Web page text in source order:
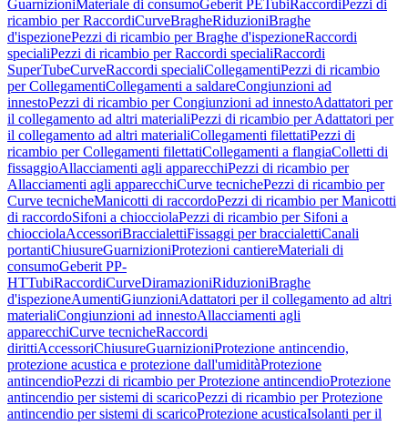
GuarnizioniMateriale di consumoGeberit PETubiRaccordiPezzi di
ricambio per RaccordiCurveBragheRiduzioniBraghe
d'ispezionePezzi di ricambio per Braghe d'ispezioneRaccordi
specialiPezzi di ricambio per Raccordi specialiRaccordi
SuperTubeCurveRaccordi specialiCollegamentiPezzi di ricambio
per CollegamentiCollegamenti a saldareCongiunzioni ad
innestoPezzi di ricambio per Congiunzioni ad innestoAdattatori per
il collegamento ad altri materialiPezzi di ricambio per Adattatori per
il collegamento ad altri materialiCollegamenti filettatiPezzi di
ricambio per Collegamenti filettatiCollegamenti a flangiaColletti di
fissaggioAllacciamenti agli apparecchiPezzi di ricambio per
Allacciamenti agli apparecchiCurve tecnichePezzi di ricambio per
Curve tecnicheManicotti di raccordoPezzi di ricambio per Manicotti
di raccordoSifoni a chiocciolaPezzi di ricambio per Sifoni a
chiocciolaAccessoriBraccialettiFissaggi per braccialettiCanali
portantiChiusureGuarnizioniProtezioni cantiereMateriali di
consumoGeberit PP-
HTTubiRaccordiCurveDiramazioniRiduzioniBraghe
d'ispezioneAumentiGiunzioniAdattatori per il collegamento ad altri
materialiCongiunzioni ad innestoAllacciamenti agli
apparecchiCurve tecnicheRaccordi
dirittiAccessoriChiusureGuarnizioniProtezione antincendio,
protezione acustica e protezione dall'umiditàProtezione
antincendioPezzi di ricambio per Protezione antincendioProtezione
antincendio per sistemi di scaricoPezzi di ricambio per Protezione
antincendio per sistemi di scaricoProtezione acusticaIsolanti per il